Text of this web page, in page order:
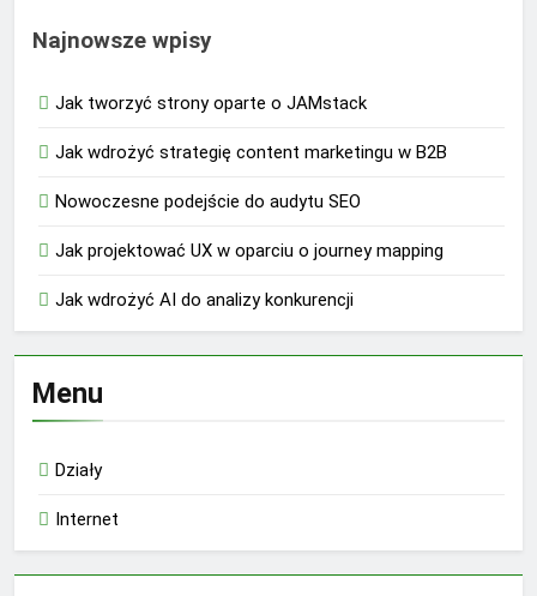
Najnowsze wpisy
Jak tworzyć strony oparte o JAMstack
Jak wdrożyć strategię content marketingu w B2B
Nowoczesne podejście do audytu SEO
Jak projektować UX w oparciu o journey mapping
Jak wdrożyć AI do analizy konkurencji
Menu
Działy
Internet